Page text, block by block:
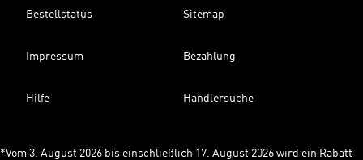
Bestellstatus Sitemap
Impressum Bezahlung
Hilfe Händlersuche
*Vom 3. August 2026 bis einschließlich 17. August 2026 wird ein Rabatt